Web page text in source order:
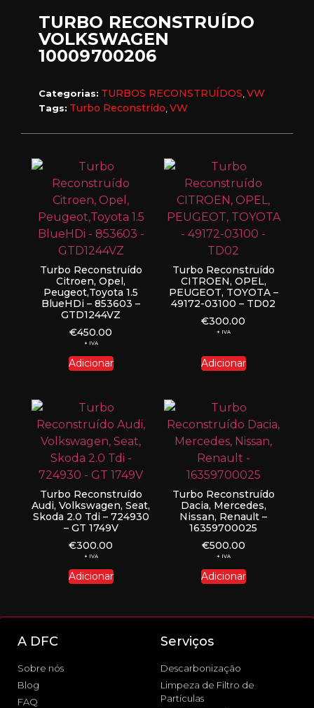
TURBO RECONSTRUÍDO
VOLKSWAGEN
10009700206
Categorias: TURBOS RECONSTRUÍDOS VW
Tags: Turbo Reconstrído VW
Turbo Reconstruído
Citroen, Opel,
Peugeot,Toyota 1.5
BlueHDi – 853603 –
GTD1244VZ
€450.00
+ IVA
Adicionar
Turbo Reconstruído
CITROEN, OPEL,
PEUGEOT, TOYOTA –
49172-03100 – TD02
€300.00
+ IVA
Adicionar
Turbo Reconstruído
Audi, Volkswagen, Seat,
Skoda 2.0 Tdi – 724930
– GT 1749V
€300.00
+ IVA
Adicionar
Turbo Reconstruído
Dacia, Mercedes,
Nissan, Renault –
16359700025
€500.00
+ IVA
Adicionar
A DFC
Sobre nós
Blog
FAQ
Serviços
Descarbonização
Limpeza de Filtro de
Partículas